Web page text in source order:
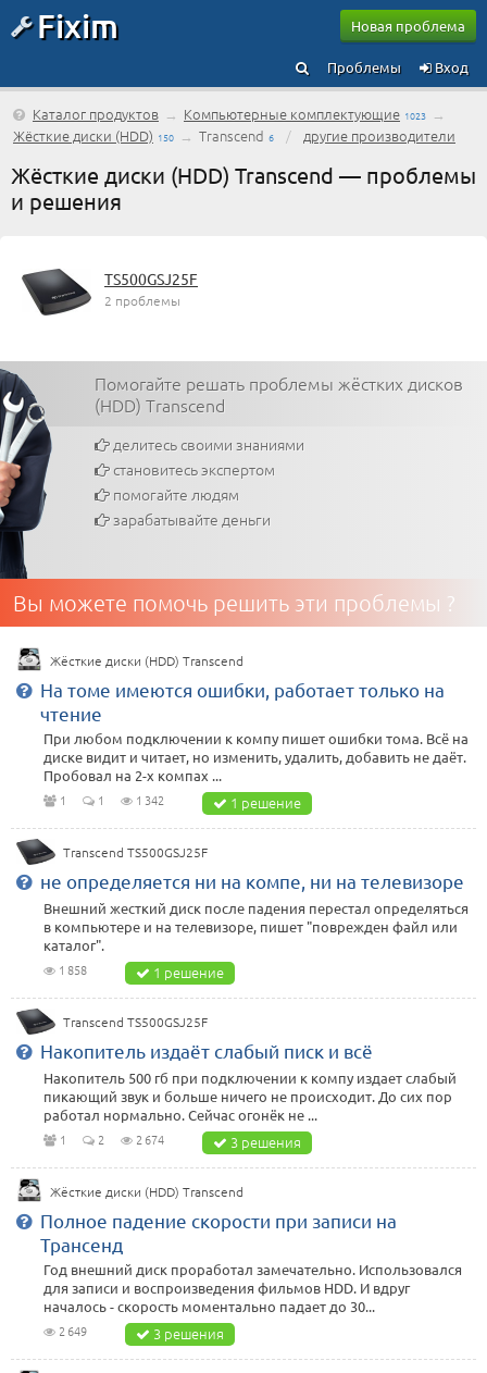
Fixim Новая проблема
Вход
Проблемы
Каталог продуктов → Компьютерные комплектующие 1023 →
Жёсткие диски (HDD) 150 → Transcend 6 / другие производители
Жёсткие диски (HDD) Transcend — проблемы
и решения
TS500GSJ25F
2 проблемы
Помогайте решать проблемы жёстких дисков
(HDD) Transcend
делитесь своими знаниями
становитесь экспертом
помогайте людям
зарабатывайте деньги
Вы можете помочь решить эти проблемы ?
Жёсткие диски (HDD) Transcend
На томе имеются ошибки, работает только на
чтение
При любом подключении к компу пишет ошибки тома. Всё на
диске видит и читает, но изменить, удалить, добавить не даёт.
Пробовал на 2-х компах ...
1 1 1 342 1 решение
Transcend TS500GSJ25F
не определяется ни на компе, ни на телевизоре
Внешний жесткий диск после падения перестал определяться
в компьютере и на телевизоре, пишет "поврежден файл или
каталог".
1 858 1 решение
Transcend TS500GSJ25F
Накопитель издаёт слабый писк и всё
Накопитель 500 гб при подключении к компу издает слабый
пикающий звук и больше ничего не происходит. До сих пор
работал нормально. Сейчас огонёк не ...
1 2 2 674 3 решения
Жёсткие диски (HDD) Transcend
Полное падение скорости при записи на
Трансенд
Год внешний диск проработал замечательно. Использовался
для записи и воспроизведения фильмов HDD. И вдруг
началось - скорость моментально падает до 30...
2 649 3 решения